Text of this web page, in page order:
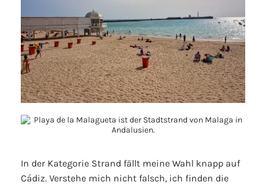
In der Kategorie Strand fällt meine Wahl knapp auf
Cádiz. Verstehe mich nicht falsch, ich finden die